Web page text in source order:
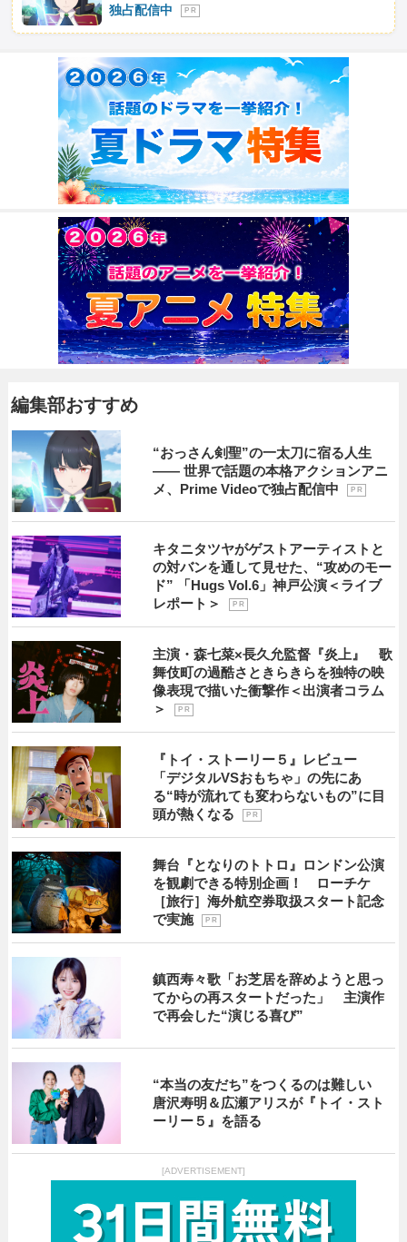
独占配信中
P R
編集部おすすめ
“おっさん剣聖”の一太刀に宿る人生
―― 世界で話題の本格アクションアニ
メ、Prime Videoで独占配信中
P R
キタニタツヤがゲストアーティストと
の対バンを通して見せた、“攻めのモー
ド” 「Hugs Vol.6」神戸公演＜ライブ
レポート＞
P R
主演・森七菜×長久允監督『炎上』 歌
舞伎町の過酷さときらきらを独特の映
像表現で描いた衝撃作＜出演者コラム
＞
P R
『トイ・ストーリー５』レビュー
「デジタルVSおもちゃ」の先にあ
る“時が流れても変わらないもの”に目
頭が熱くなる
P R
舞台『となりのトトロ』ロンドン公演
を観劇できる特別企画！ ローチケ
［旅行］海外航空券取扱スタート記念
で実施
P R
鎮西寿々歌「お芝居を辞めようと思っ
てからの再スタートだった」 主演作
で再会した“演じる喜び”
“本当の友だち”をつくるのは難しい
唐沢寿明＆広瀬アリスが『トイ・スト
ーリー５』を語る
[ADVERTISEMENT]